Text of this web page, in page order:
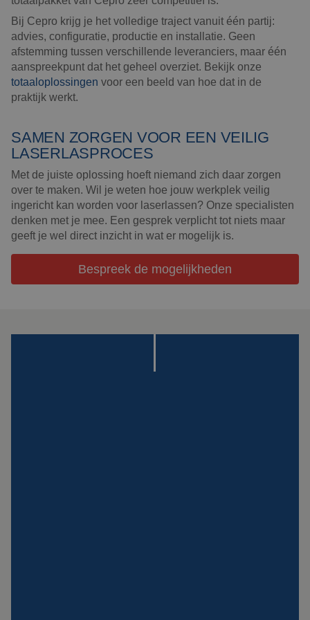
Bij Cepro krijg je het volledige traject vanuit één partij:
advies, configuratie, productie en installatie. Geen
afstemming tussen verschillende leveranciers, maar één
aanspreekpunt dat het geheel overziet. Bekijk onze
totaaloplossingen voor een beeld van hoe dat in de
praktijk werkt.
SAMEN ZORGEN VOOR EEN VEILIG
LASERLASPROCES
Met de juiste oplossing hoeft niemand zich daar zorgen
over te maken. Wil je weten hoe jouw werkplek veilig
ingericht kan worden voor laserlassen? Onze specialisten
denken met je mee. Een gesprek verplicht tot niets maar
geeft je wel direct inzicht in wat er mogelijk is.
Bespreek de mogelijkheden